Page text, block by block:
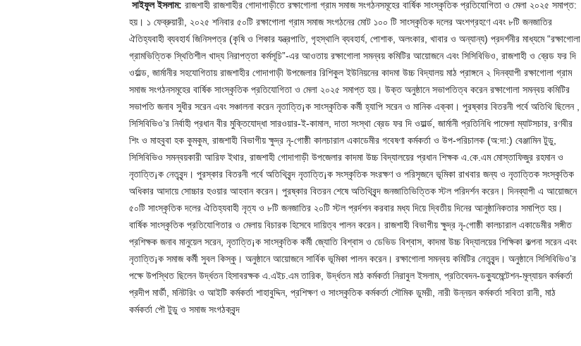
সাইফুল ইসলাম: রাজশাহী রাজশাহীর গোদাগাড়ীতে রক্ষাগোলা গ্রাম সমাজ সংগঠনসমূহের বার্ষিক সাংস্কৃতিক প্রতিযোগিতা ও মেলা ২০২৫ সমাপ্ত:
হয়। ১ ফেব্রুয়ারী, ২০২৫ শনিবার ৫০টি রক্ষাগোলা গ্রাম সমাজ সংগঠনের মোট ১০০ টি সাংস্কৃতিক দলের অংশগ্রহণে এবং ৮টি জনজাতির
ঐতিহ্যবাহী ব্যবহার্য জিনিসপত্র (কৃষি ও শিকার যন্ত্রপাতি, গৃহস্থালি ব্যবহার্য, পোশাক, অলংকার, খাবার ও অন্যান্য) প্রদর্শনীর মাধ্যমে “রক্ষাগোলা
গ্রামভিত্তিক স্থিতিশীল খাদ্য নিরাপত্তা কর্মসূচি”-এর আওতায় রক্ষাগোলা সমন্বয় কমিটির আয়োজনে এবং সিসিবিভিও, রাজশাহী ও ব্রেড ফর দি
ওর্য়াল্ড, জার্মানীর সহযোগিতায় রাজশাহীর গোদাগাড়ী উপজেলার রিশিকুল ইউনিয়নের কাদমা উচ্চ বিদ্যালয় মাঠ প্রাঙ্গনে ২ দিনব্যাপী রক্ষাগোলা গ্রাম
সমাজ সংগঠনসমূহের বার্ষিক সাংস্কৃতিক প্রতিযোগিতা ও মেলা ২০২৫ সমাপ্ত হয়। উক্ত অনুষ্ঠানে সভাপতিত্ব করেন রক্ষাগোলা সমন্বয় কমিটির
সভাপতি জনাব সুধীর সরেন এবং সঞ্চালনা করেন নৃতাত্তি¡ক সাংস্কৃতিক কর্মী হ্যাপি সরেন ও মানিক এক্কা। পুরষ্কার বিতরনী পর্বে অতিথি ছিলেন ,
সিসিবিভিও’র নির্বাহী প্রধান বীর মুক্তিযোদ্ধা সারওয়ার-ই-কামাল, দাতা সংস্থা ব্রেড ফর দি ওয়ার্ল্ড, জার্মানী প্রতিনিধি পামেলা ম্যাটসচার, রণবীর
শিং ও মাহবুবা হক কুমকুম, রাজশাহী বিভাগীয় ক্ষুদ্র নৃ-গোষ্ঠী কালচারাল একাডেমীর গবেষণা কর্মকর্তা ও উপ-পরিচালক (অ:দা:) বেঞ্জামিন টুডু,
সিসিবিভিও সমন্বয়কারী আরিফ ইথার, রাজশাহী গোদাগাড়ী উপজেলার কাদমা উচ্চ বিদ্যালয়ের প্রধান শিক্ষক এ.কে.এম মোস্তাফিজুর রহমান ও
নৃতাত্তি¡ক নেতৃবৃন্দ। পুরস্কার বিতরনী পর্বে অতিথিবৃন্দ নৃতাত্তি¡ক সংস্কৃতিক সংরক্ষণ ও পরিসৃজনে ভূমিকা রাখবার জন্য ও নৃতাত্তিক সংস্কৃতিক
অধিকার আদায়ে সোচ্চার হওয়ার আহবান করেন। পুরষ্কার বিতরন শেষে অতিথিবৃন্দ জনজাতিভিত্তিক স্টল পরিদর্শন করেন। দিনব্যাপী এ আয়োজনে
৫০টি সাংস্কৃতিক দলের ঐতিহ্যবাহী নৃত্য ও ৮টি জনজাতির ২০টি স্টল প্রর্দশন করবার মধ্য দিয়ে দ্বিতীয় দিনের আনুষ্ঠানিকতার সমাপ্তি হয়।
বার্ষিক সাংস্কৃতিক প্রতিযোগিতার ও মেলায় বিচারক হিসেবে দায়িত্ব পালন করেন। রাজশাহী বিভাগীয় ক্ষুদ্র নৃ-গোষ্ঠী কালচারাল একাডেমীর সঙ্গীত
প্রশিক্ষক জনাব মানুয়েল সরেন, নৃতাত্তি¡ক সাংস্কৃতিক কর্মী জ্যোতি বিশ্বাস ও ডেভিড বিশ্বাস, কাদমা উচ্চ বিদ্যালয়ের শিক্ষিকা কল্পনা সরেন এবং
নৃতাত্তি¡ক সমাজ কর্মী সুবল কিস্কু। অনুষ্ঠানে আয়োজনে সার্বিক ভূমিকা পালন করেন। রক্ষাগোলা সমন্বয় কমিটির নেতৃবৃন্দ। অনুষ্ঠানে সিসিবিভিও’র
পক্ষে উপস্থিত ছিলেন উর্দ্ধতন হিসাবরক্ষক এ.এইচ.এম তারিক, উর্দ্ধতন মাঠ কর্মকর্তা নিরাবুল ইসলাম, প্রতিবেদন-ডক্যুমেন্টেশন-মূল্যায়ন কর্মকর্তা
প্রদীপ মার্ডী, মনিটরিং ও আইটি কর্মকর্তা শাহাবুদ্দিন, প্রশিক্ষণ ও সাংস্কৃতিক কর্মকর্তা সৌমিক ডুমরী, নারী উন্নয়ন কর্মকর্তা সবিতা রানী, মাঠ
কর্মকর্তা পৌ টুডু ও সমাজ সংগঠকবৃন্দ